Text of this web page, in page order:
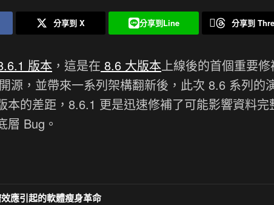
分享到 X 分享到Line 分享到
版本 ，這是在 8.6 大版本 上線後的首個重要
源，並帶來一系列架構翻新後，此次 8.6 系列的
本的差距，8.6.1 更是迅速修補了可能影響資料
層 Bug。
應引起的軟體瘦身革命